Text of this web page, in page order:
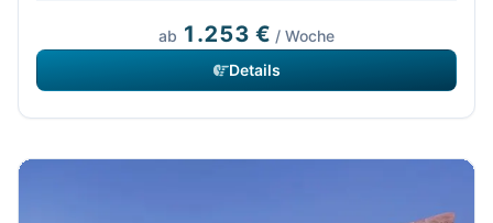
ab 1.253 € / Woche
Details